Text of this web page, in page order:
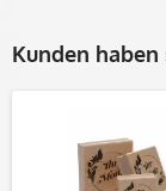
Kunden